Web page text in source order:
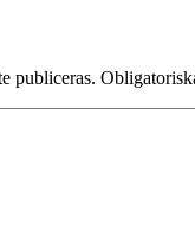
publiceras.